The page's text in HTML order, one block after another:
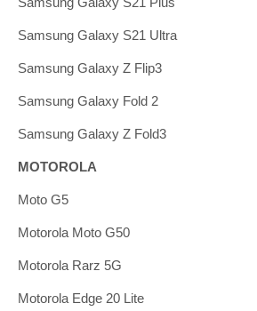
Samsung Galaxy S21 Ultra
Samsung Galaxy Z Flip3
Samsung Galaxy Fold 2
Samsung Galaxy Z Fold3
MOTOROLA
Moto G5
Motorola Moto G50
Motorola Rarz 5G
Motorola Edge 20 Lite